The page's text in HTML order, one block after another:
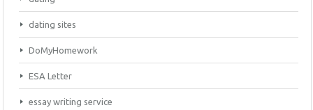
dating sites
DoMyHomework
ESA Letter
essay writing service